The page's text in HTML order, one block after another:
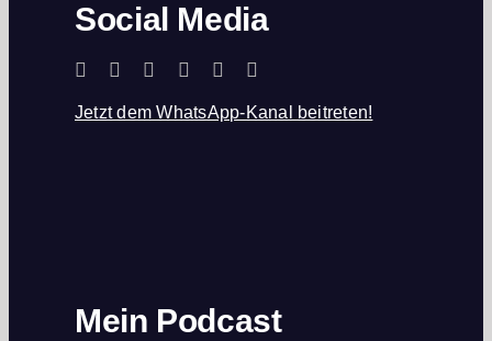
Social Media
Jetzt dem WhatsApp-Kanal beitreten!
Mein Podcast